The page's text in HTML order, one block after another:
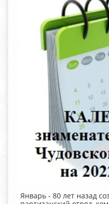
Январь - 80 лет назад